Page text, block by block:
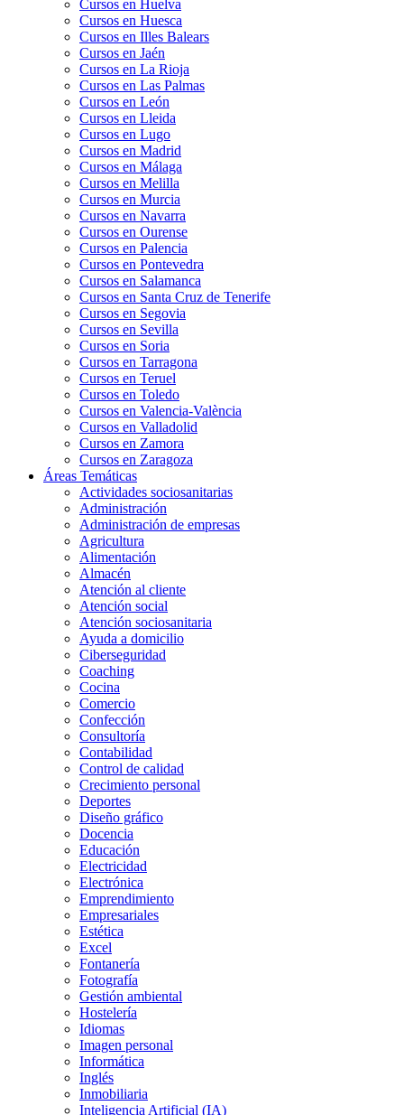
Cursos en Huelva
Cursos en Huesca
Cursos en Illes Balears
Cursos en Jaén
Cursos en La Rioja
Cursos en Las Palmas
Cursos en León
Cursos en Lleida
Cursos en Lugo
Cursos en Madrid
Cursos en Málaga
Cursos en Melilla
Cursos en Murcia
Cursos en Navarra
Cursos en Ourense
Cursos en Palencia
Cursos en Pontevedra
Cursos en Salamanca
Cursos en Santa Cruz de Tenerife
Cursos en Segovia
Cursos en Sevilla
Cursos en Soria
Cursos en Tarragona
Cursos en Teruel
Cursos en Toledo
Cursos en Valencia-València
Cursos en Valladolid
Cursos en Zamora
Cursos en Zaragoza
Áreas Temáticas
Actividades sociosanitarias
Administración
Administración de empresas
Agricultura
Alimentación
Almacén
Atención al cliente
Atención social
Atención sociosanitaria
Ayuda a domicilio
Ciberseguridad
Coaching
Cocina
Comercio
Confección
Consultoría
Contabilidad
Control de calidad
Crecimiento personal
Deportes
Diseño gráfico
Docencia
Educación
Electricidad
Electrónica
Emprendimiento
Empresariales
Estética
Excel
Fontanería
Fotografía
Gestión ambiental
Hostelería
Idiomas
Imagen personal
Informática
Inglés
Inmobiliaria
Inteligencia Artificial (IA)